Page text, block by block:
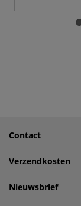
Contact
Verzendkosten
Nieuwsbrief